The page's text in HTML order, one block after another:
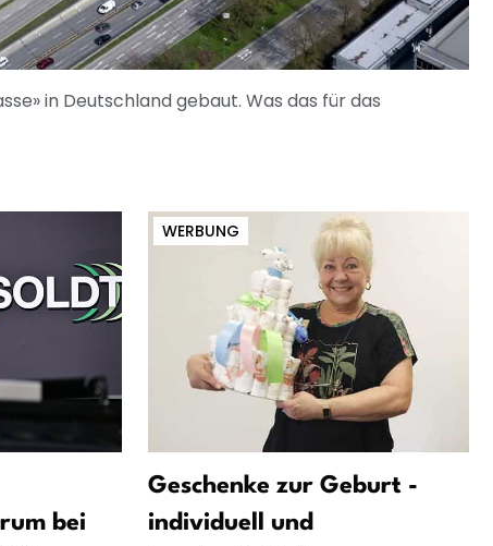
in Deutschland gebaut. Was das für das
bei
WERBUNG
Geschenke zur Geburt -
individuell und